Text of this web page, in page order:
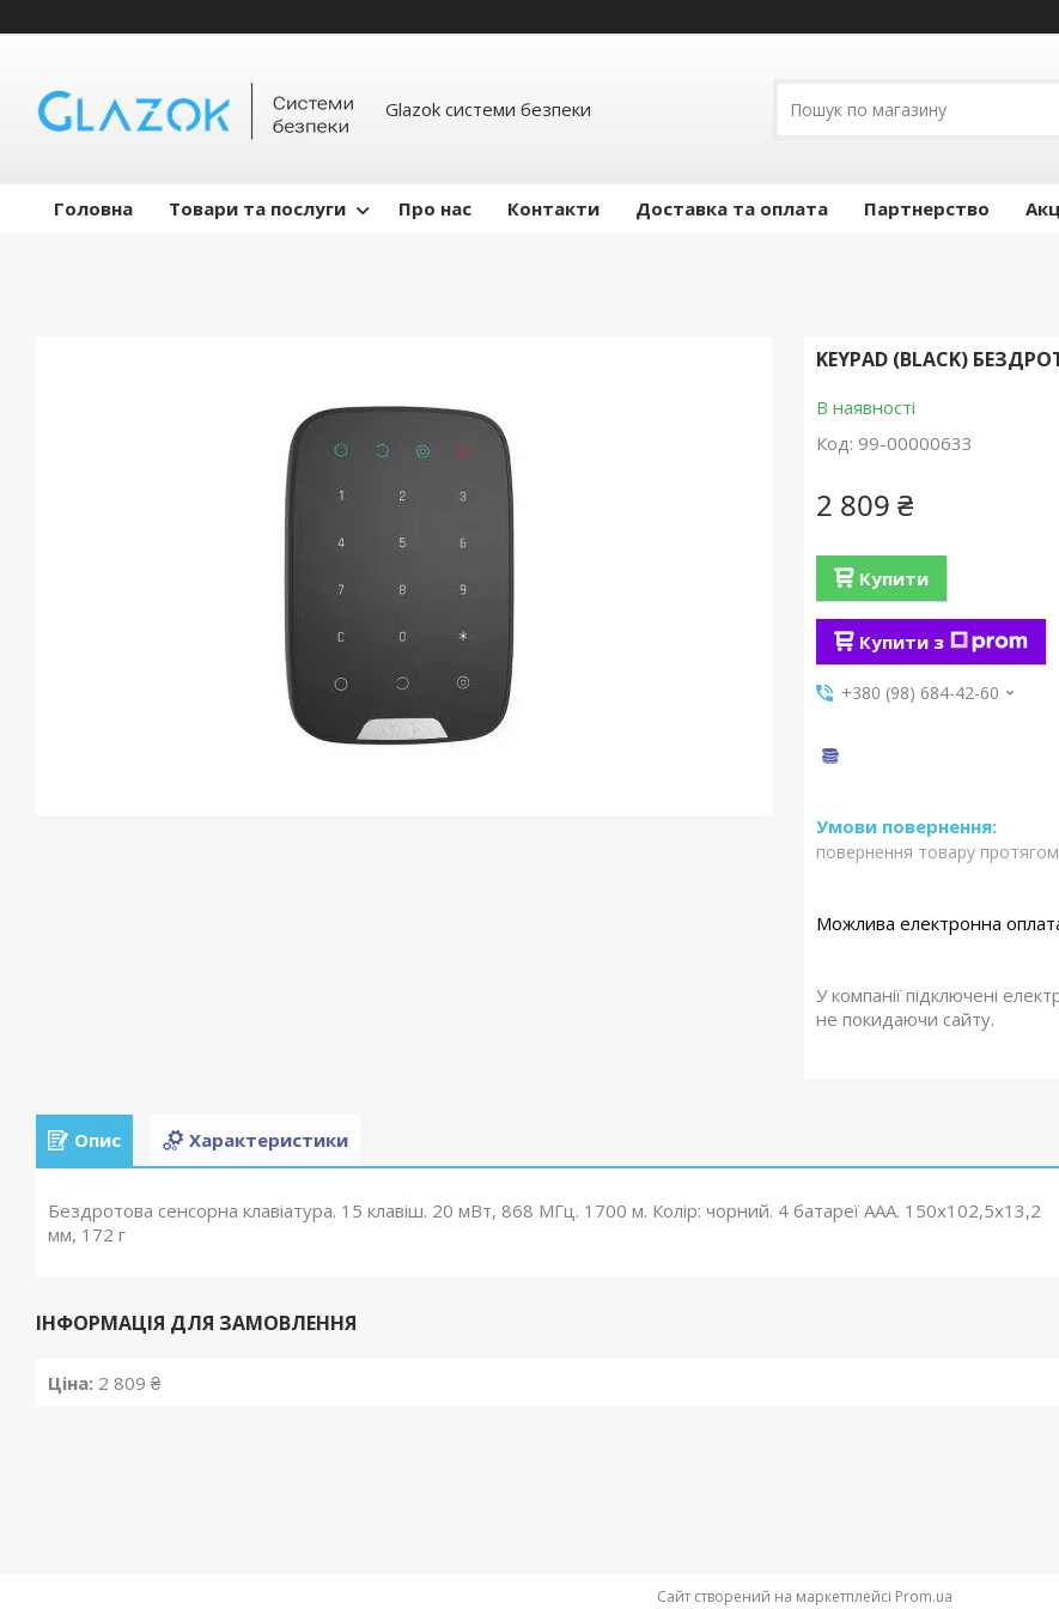
Glazok системи безпеки
Головна Товари та послуги Про нас Контакти Доставка та оплата Партнерство
KEYPAD (BLACK)
В наявності
Код: 99-00000633
2 809 ₴
Купити
Купити з
+380 (98) 684-42-60
повернення товару протягом
У компанії підключені
не покидаючи сайту.
Опис Характеристики
Бездротова сенсорна клавіатура. 15 клавіш. 20 мВт, 868 МГц. 1700 м. Колір: чорний. 4 батареї ААА. 150х102,5х13,2
мм, 172 г
ІНФОРМАЦІЯ ДЛЯ ЗАМОВЛЕННЯ
Ціна: 2 809 ₴
Сайт створений на маркетплейсі Prom.ua